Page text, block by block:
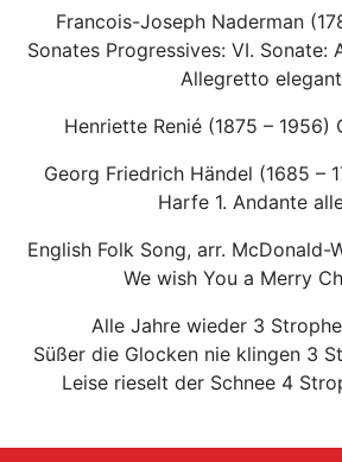
Francois-Joseph Naderman
Sonates Progressives: VI. Sonate:
Allegretto
Henriette Renié (1875 – 1956)
Georg Friedrich Händel (1685 –
Harfe 1. Andante
English Folk Song, arr. McDonald-
We wish You a Merry
Alle Jahre wieder 3
Süßer die Glocken nie klingen 3
Leise rieselt der Schnee 4